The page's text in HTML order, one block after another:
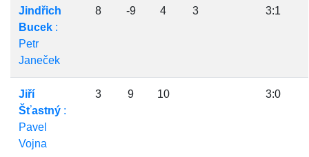
Jindřich
Bucek :
Petr
Janeček
8 -9 4 3 3:1
Jiří
Šťastný :
Pavel
Vojna
3 9 10 3:0